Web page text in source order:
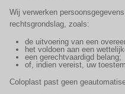
Wij verwerken
rechtsgrondslag, zoals:
de uitvoering van een
het voldoen aan een
een gerechtvaardigd belang;
of, indien vereist, uw
Coloplast past geen